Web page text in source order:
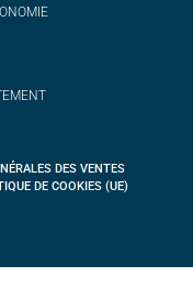
DES VENTES
DE COOKIES (UE)